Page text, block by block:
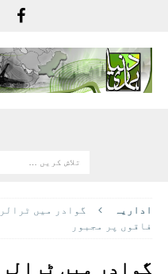
اداريہ
گوادر میں
فاقوں پر مجبور
گوادر میں